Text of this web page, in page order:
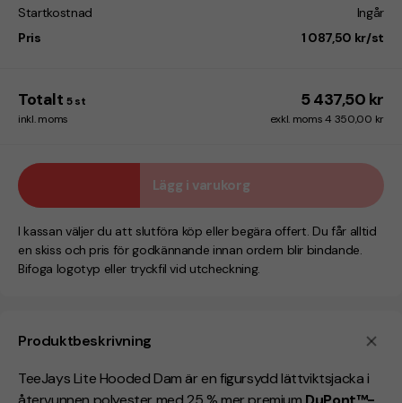
Produktbeskrivning
TeeJays Lite Hooded Dam är en figursydd lättviktsjacka i
Startkostnad
Ingår
Pris
1 087,50 kr/st
Totalt 5 st 5 437,50 kr
inkl. moms exkl. moms 4 350,00 kr
Lägg i varukorg
I kassan väljer du att slutföra köp eller begära offert. Du får alltid
en skiss och pris för godkännande innan ordern blir bindande.
Bifoga logotyp eller tryckfil vid utcheckning.